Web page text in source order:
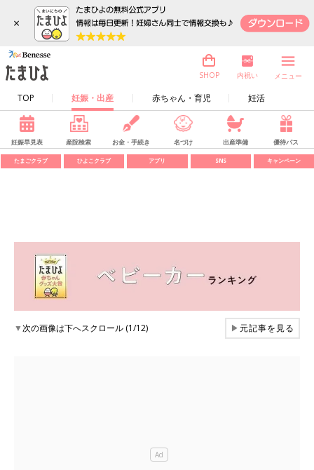
×
TOP 妊娠・出産 赤ちゃん・育児 妊活
SHOP 内祝い メニュー
妊娠早見表 産院検索 お金・手続き 名づけ 出産準備 優待パス
たまごクラブ ひよこクラブ アプリ SNS キャンペーン
▼次の画像は下へスクロール (1/12) ▶元記事を見る